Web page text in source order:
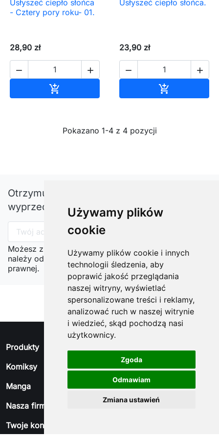
Używamy plików
cookie
Używamy plików cookie i innych
technologii śledzenia, aby
poprawić jakość przeglądania
naszej witryny, wyświetlać
spersonalizowane treści i reklamy,
analizować ruch w naszej witrynie
i wiedzieć, skąd pochodzą nasi
użytkownicy.
Zgoda
Odmawiam
Zmiana ustawień
Usłyszeć ciepło słońca
- Cztery pory roku- 01.
28,90 zł
 

Usłyszeć ciepło słońca.
23,90 zł
 

Pokazano 1-4 z 4 pozycji
Otrzymuj informację o nowościach i
wyprzedażach
Możesz zrezygnować w każdej chwili. W tym celu
należy odnaleźć szczegóły w naszej informacji
prawnej.
Produkty
Komiksy
Manga
Nasza firma
Twoje konto